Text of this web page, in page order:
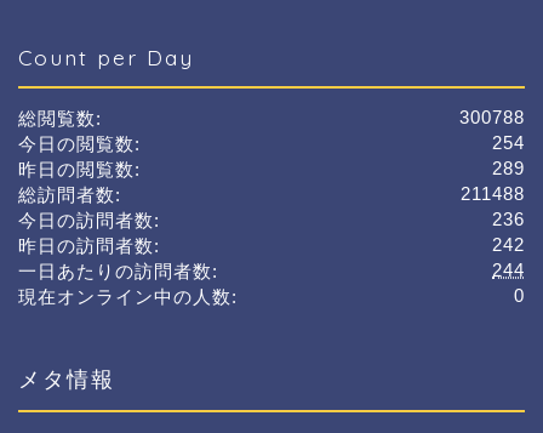
Count per Day
300788
総閲覧数:
254
今日の閲覧数:
289
昨日の閲覧数:
211488
総訪問者数:
236
今日の訪問者数:
242
昨日の訪問者数:
244
一日あたりの訪問者数:
0
現在オンライン中の人数:
メタ情報